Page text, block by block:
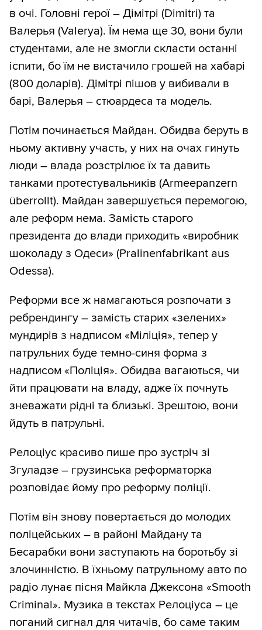
в очі. Головні герої – Дімітрі (Dimitri) та
Валерья (Valerya). Їм нема ще 30, вони були
студентами, але не змогли скласти останні
іспити, бо їм не вистачило грошей на хабарі
(800 доларів). Дімітрі пішов у вибивали в
барі, Валерья – стюардеса та модель.
Потім починається Майдан. Обидва беруть в
ньому активну участь, у них на очах гинуть
люди – влада розстрілює їх та давить
танками протестувальників (Armeepanzern
überrollt). Майдан завершується перемогою,
але реформ нема. Замість старого
президента до влади приходить «виробник
шоколаду з Одеси» (Pralinenfabrikant aus
Odessa).
Реформи все ж намагаються розпочати з
ребрендингу – замість старих «зелених»
мундирів з надписом «Міліція», тепер у
патрульних буде темно-синя форма з
надписом «Поліція». Обидва вагаються, чи
йти працювати на владу, адже їх почнуть
зневажати рідні та близькі. Зрештою, вони
йдуть в патрульні.
Релоціус красиво пише про зустріч зі
Згуладзе – грузинська реформаторка
розповідає йому про реформу поліції.
Потім він знову повертається до молодих
поліцейських – в районі Майдану та
Бесарабки вони заступають на боротьбу зі
злочинністю. В їхньому патрульному авто по
радіо лунає пісня Майкла Джексона «Smooth
Criminal». Музика в текстах Релоціуса – це
поганий сигнал для читачів, бо саме таким